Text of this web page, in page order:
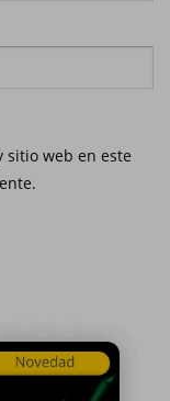
sitio web en este